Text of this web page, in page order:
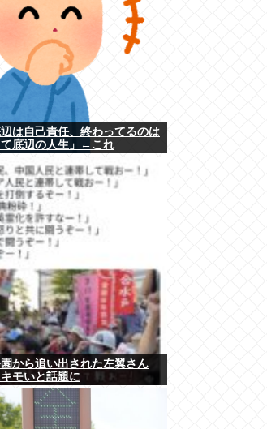
は自己責任、終わってるのは
て底辺の人生」←これ
から追い出された左翼さん
モいと話題に